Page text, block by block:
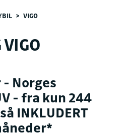
> VIGO
- Norges
- fra kun 244
INKLUDERT